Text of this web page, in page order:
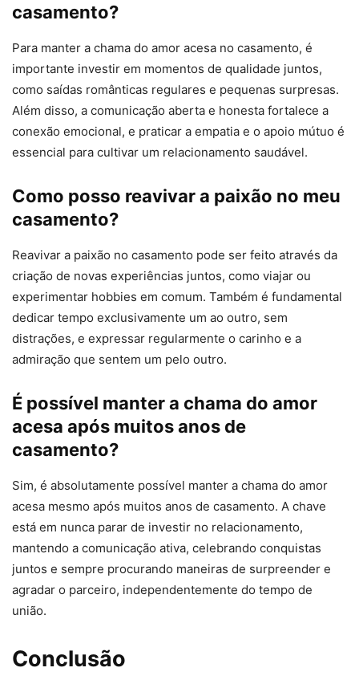
casamento?
Para manter a chama do amor acesa no casamento, é
importante investir em momentos de qualidade juntos,
como saídas românticas regulares e pequenas surpresas.
Além disso, a comunicação aberta e honesta fortalece a
conexão emocional, e praticar a empatia e o apoio mútuo é
essencial para cultivar um relacionamento saudável.
Como posso reavivar a paixão no meu
casamento?
Reavivar a paixão no casamento pode ser feito através da
criação de novas experiências juntos, como viajar ou
experimentar hobbies em comum. Também é fundamental
dedicar tempo exclusivamente um ao outro, sem
distrações, e expressar regularmente o carinho e a
admiração que sentem um pelo outro.
É possível manter a chama do amor
acesa após muitos anos de
casamento?
Sim, é absolutamente possível manter a chama do amor
acesa mesmo após muitos anos de casamento. A chave
está em nunca parar de investir no relacionamento,
mantendo a comunicação ativa, celebrando conquistas
juntos e sempre procurando maneiras de surpreender e
agradar o parceiro, independentemente do tempo de
união.
Conclusão